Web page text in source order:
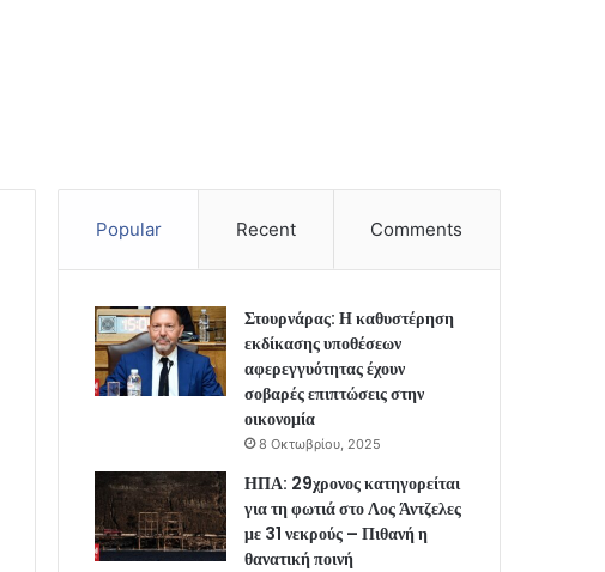
Popular Recent Comments
Στουρνάρας: Η καθυστέρηση
εκδίκασης υποθέσεων
αφερεγγυότητας έχουν
σοβαρές επιπτώσεις στην
οικονομία
8 Οκτωβρίου, 2025
ΗΠΑ: 29χρονος κατηγορείται
για τη φωτιά στο Λος Άντζελες
με 31 νεκρούς – Πιθανή η
θανατική ποινή